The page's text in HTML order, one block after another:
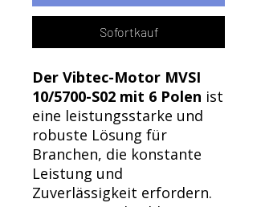
Sofortkauf
Der Vibtec-Motor MVSI
10/5700-S02 mit 6 Polen ist
eine leistungsstarke und
robuste Lösung für
Branchen, die konstante
Leistung und
Zuverlässigkeit erfordern.